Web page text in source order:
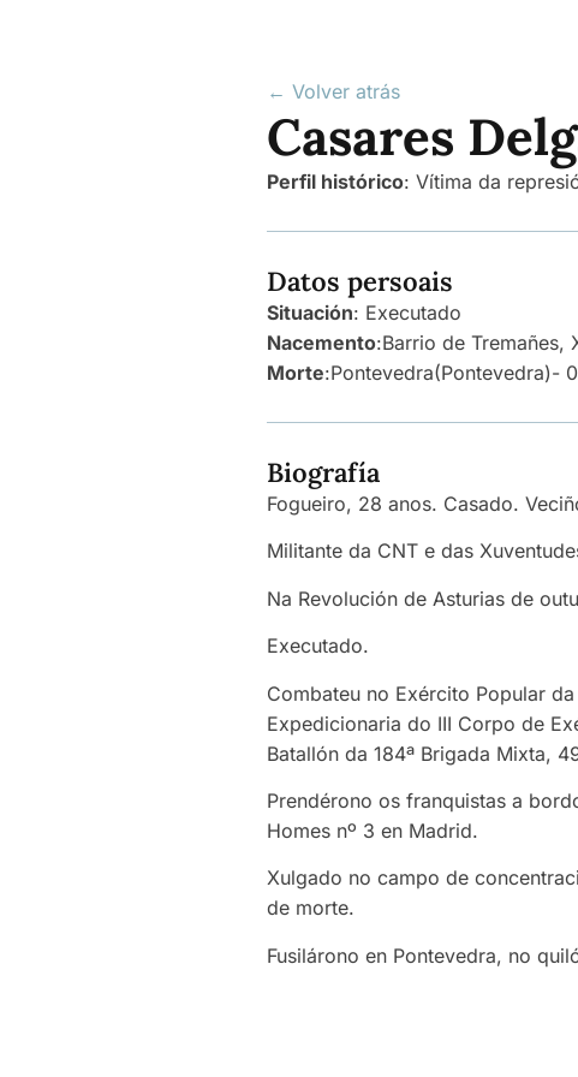
← Volver atrás
Casares
Perfil histórico: Vítima da
Datos persoais
Situación: Executado
Nacemento:Barrio de Tremañes,
Morte:Pontevedra(Pontevedra)-
Biografía
Fogueiro, 28 anos. Casado.
Militante da CNT e das
Na Revolución de Asturias de
Executado.
Combateu no Exército Popular
Expedicionaria do III Corpo de
Batallón da 184ª Brigada Mixta,
Prendérono os franquistas a
Homes nº 3 en Madrid.
Xulgado no campo de
de morte.
Fusilárono en Pontevedra, no